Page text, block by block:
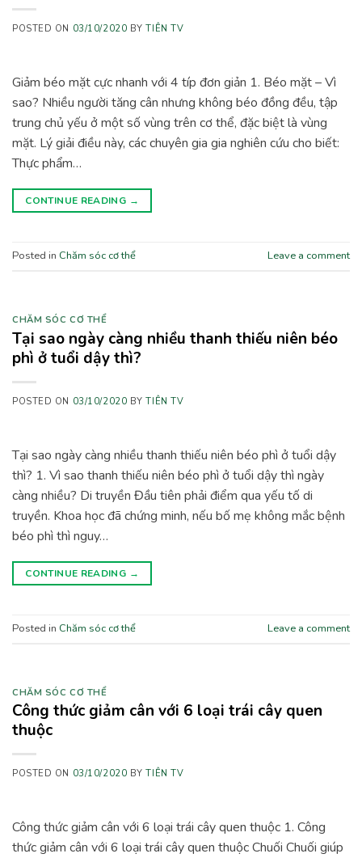
POSTED ON 03/10/2020 BYTIÊN TV
Giảm béo mặt cực nhanh với 4 típ đơn giản 1. Béo mặt – Vì
sao? Nhiều người tăng cân nhưng không béo đồng đều, tập
trung chủ yếu ở một số vùng trên cơ thể, đặc biệt là vùng
mặt. Lý giải điều này, các chuyên gia gia nghiên cứu cho biết:
Thực phẩm…
CONTINUE READING →
Posted in Chăm sóc cơ thể Leave a comment
CHĂM SÓC CƠ THỂ
Tại sao ngày càng nhiều thanh thiếu niên béo
phì ở tuổi dậy thì?
POSTED ON 03/10/2020 BYTIÊN TV
Tại sao ngày càng nhiều thanh thiếu niên béo phì ở tuổi dậy
thì? 1. Vì sao thanh thiếu niên béo phì ở tuổi dậy thì ngày
càng nhiều? Di truyền Đầu tiên phải điểm qua yếu tố di
truyền. Khoa học đã chứng minh, nếu bố mẹ không mắc bệnh
béo phì thì nguy…
CONTINUE READING →
Posted in Chăm sóc cơ thể Leave a comment
CHĂM SÓC CƠ THỂ
Công thức giảm cân với 6 loại trái cây quen
thuộc
POSTED ON 03/10/2020 BYTIÊN TV
Công thức giảm cân với 6 loại trái cây quen thuộc 1. Công
thức giảm cân với 6 loại trái cây quen thuộc Chuối Chuối giúp